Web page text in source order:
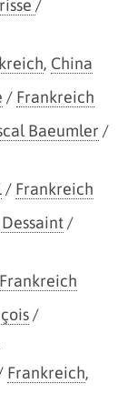
/
, China
/ Frankreich
Baeumler /
/ Frankreich
/
Frankreich
/
Frankreich,